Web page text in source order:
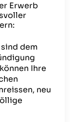
Erwerb
sind dem
Ihre
neu